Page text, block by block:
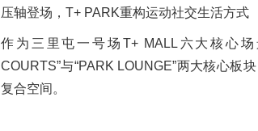
压轴登场，T+ PARK重构运动社交生活方式
作为三里屯一号场T+ MALL六大核心场
COURTS”与“PARK LOUNGE”两大核心板
复合空间。